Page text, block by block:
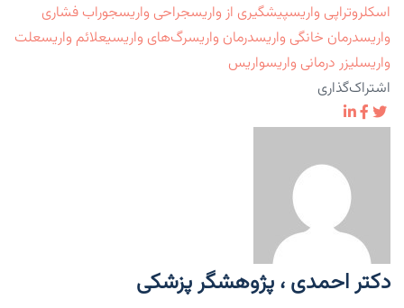
اسکلروتراپی واریسپیشگیری از واریسجراحی واریسجوراب فشاری
واریسدرمان خانگی واریسدرمان واریسرگ‌های واریسیعلائم واریسعلت
واریسلیزر درمانی واریسواریس
اشتراک‌گذاری
دکتر احمدی ، پژوهشگر پزشکی